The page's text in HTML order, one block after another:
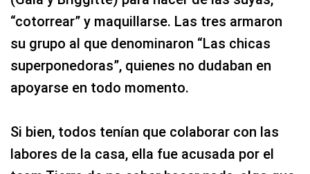
“cotorrear” y maquillarse. Las tres armaron
su grupo al que denominaron “Las chicas
superponedoras”, quienes no dudaban en
apoyarse en todo momento.
Si bien, todos tenían que colaborar con las
labores de la casa, ella fue acusada por el